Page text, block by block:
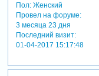
Пол:Женский
Провел на форуме:
3 месяца 23 дня
Последний визит:
01-04-2017 15:17:48